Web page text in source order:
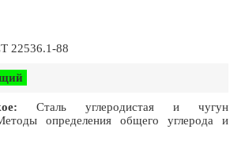
22536.1-88
Сталь углеродистая и чугун
определения общего углерода и